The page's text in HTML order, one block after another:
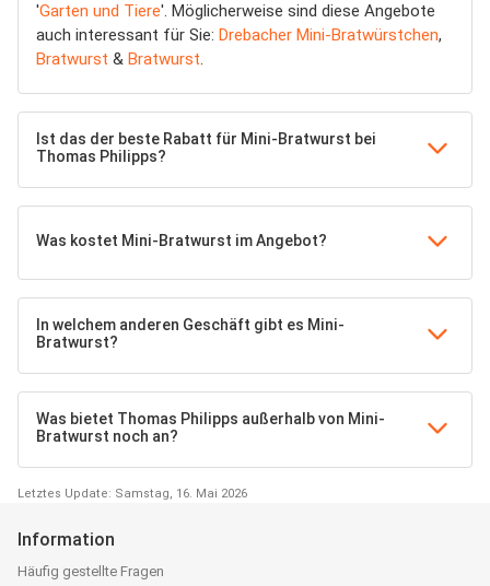
'Garten und Tiere'. Möglicherweise sind diese Angebote
auch interessant für Sie: Drebacher Mini-Bratwürstchen,
Bratwurst & Bratwurst.
Ist das der beste Rabatt für Mini-Bratwurst bei
Thomas Philipps?
Was kostet Mini-Bratwurst im Angebot?
In welchem anderen Geschäft gibt es Mini-
Bratwurst?
Was bietet Thomas Philipps außerhalb von Mini-
Bratwurst noch an?
Letztes Update: Samstag, 16. Mai 2026
Information
Häufig gestellte Fragen